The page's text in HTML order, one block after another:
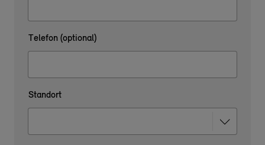
Telefon (optional)
Standort